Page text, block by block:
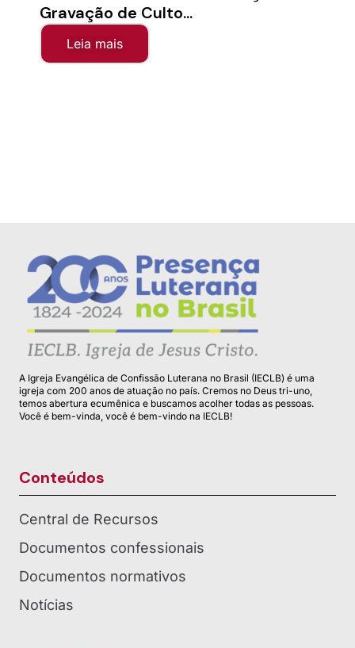
Gravação de Culto...
Leia mais
A Igreja Evangélica de Confissão Luterana no Brasil (IECLB) é uma
igreja com 200 anos de atuação no país. Cremos no Deus tri-uno,
temos abertura ecumênica e buscamos acolher todas as pessoas.
Você é bem-vinda, você é bem-vindo na IECLB!
Conteúdos
Central de Recursos
Documentos confessionais
Documentos normativos
Notícias